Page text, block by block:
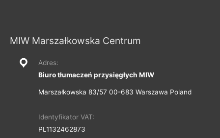
MIW Marszałkowska Centrum
Adres:
Biuro tłumaczeń przysięgłych MIW
Marszałkowska 83/57 00-683 Warszawa Poland
Identyfikator VAT:
PL1132462873